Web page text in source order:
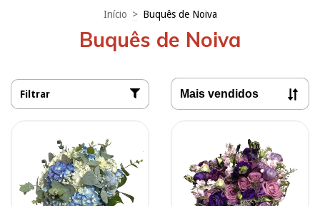
Início > Buquês de Noiva
Buquês de Noiva
Filtrar